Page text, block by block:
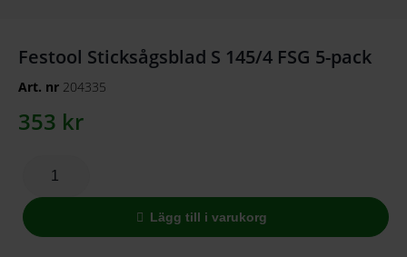
Festool Sticksågsblad S 145/4 FSG 5-pack
Art. nr 204335
353 kr
Lägg till i varukorg